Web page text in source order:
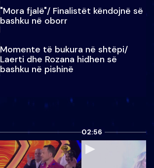
"Mora fjalë"/ Finalistët këndojnë së
bashku në oborr
Momente të bukura në shtëpi/
Laerti dhe Rozana hidhen së
bashku në pishinë
02:56